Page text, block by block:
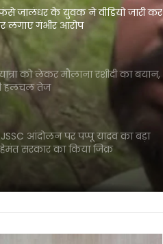
जालंधर के युवक ने वीडियो जारी कर
लगाए गंभीर आरोप
को लेकर मौलाना रशीदी का बयान,
हलचल तेज
आंदोलन पर पप्पू यादव का बड़ा
सरकार का किया जिक्र
मौके से पकड़ा गया